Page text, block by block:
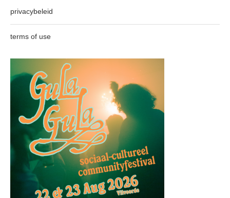
privacybeleid
terms of use